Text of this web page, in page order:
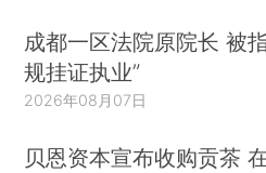
成都一区法院原院长 被
规挂证执业”
2026年08月07日
贝恩资本宣布收购贡茶